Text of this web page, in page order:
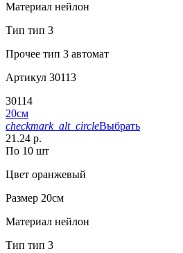
Материал нейлон
Тип тип 3
Прочее тип 3 автомат
Артикул 30113
30114
20см
checkmark_alt_circleВыбрать
21.24 р.
По 10 шт
Цвет оранжевый
Размер 20см
Материал нейлон
Тип тип 3